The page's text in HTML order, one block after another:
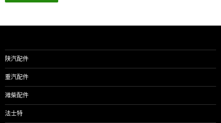
陕汽配件
重汽配件
潍柴配件
法士特